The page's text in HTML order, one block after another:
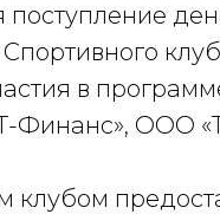
в
Финанс», ООО